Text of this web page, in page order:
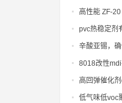
高性能 ZF-
胶催化剂配
的发泡和凝
pvc热稳定剂
和合规性
辛酸亚锡，
应实现良好
8018改性
究
高回弹催化
垫中的应用
低气味低voc